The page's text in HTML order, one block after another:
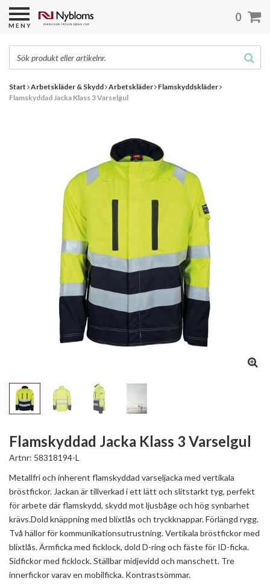
Start Arbetskläder & Skydd Arbetskläder Flamskyddskläder
Flamskyddad Jacka Klass 3 Varselgul
Flamskyddad Jacka Klass 3 Varselgul
Artnr: 58318194-L
Metallfri och inherent flamskyddad varseljacka med vertikala
bröstfickor. Jackan är tillverkad i ett lätt och slitstarkt tyg, perfekt
för arbete där flamskydd, skydd mot ljusbåge och hög synbarhet
krävs.Dold knäppning med blixtlås och tryckknappar. Förlängd rygg.
Två hällor för kommunikationsutrustning. Vertikala bröstfickor med
blixtlås. Ärmficka med ficklock, dold D-ring och fäste för ID-ficka.
Sidfickor med ficklock. Ställbar midjevidd och manschett. Tre
innerfickor varav en mobilficka. Kontrastsömmar.
MENY
0